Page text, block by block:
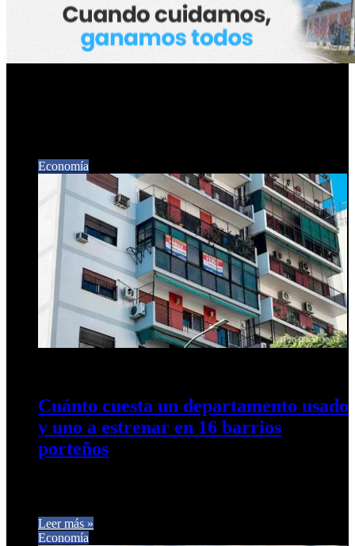
Economía
Cuánto cuesta un departamento usado
y uno a estrenar en 16 barrios
porteños
Leer más »
Economía